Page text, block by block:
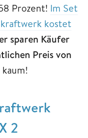
Prozent! Im Set
kostet
sparen Käufer
Preis von
2